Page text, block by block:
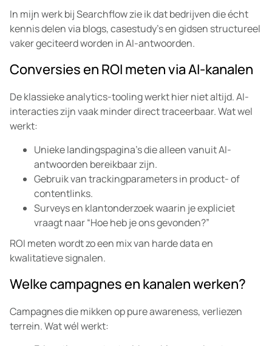
In mijn werk bij Searchflow zie ik dat bedrijven die écht
kennis delen via blogs, casestudy’s en gidsen structureel
vaker geciteerd worden in AI-antwoorden.
Conversies en ROI meten via AI-kanalen
De klassieke analytics-tooling werkt hier niet altijd. AI-
interacties zijn vaak minder direct traceerbaar. Wat wel
werkt:
Unieke landingspagina’s die alleen vanuit AI-
antwoorden bereikbaar zijn.
Gebruik van trackingparameters in product- of
contentlinks.
Surveys en klantonderzoek waarin je expliciet
vraagt naar “Hoe heb je ons gevonden?”
ROI meten wordt zo een mix van harde data en
kwalitatieve signalen.
Welke campagnes en kanalen werken?
Campagnes die mikken op pure awareness, verliezen
terrein. Wat wél werkt: